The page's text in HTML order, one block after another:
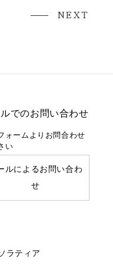
NEXT
ルでのお問い合わせ
ォームよりお問合わせ
い
ルによるお問い合わ
せ
ラティア